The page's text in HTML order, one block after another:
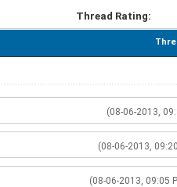
Thread Rating:
(08-06-2013,
(08-06-2013,
(08-06-2013, 09:05